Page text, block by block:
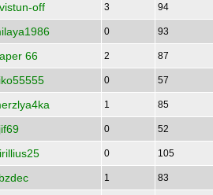
off 3 94
0 93
66 2 87
0 57
1 85
0 52
0 105
1 83